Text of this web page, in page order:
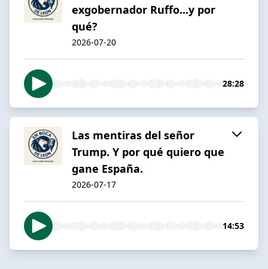
exgobernador Ruffo...y por
qué?
2026-07-20
28:28
Las mentiras del señor
Trump. Y por qué quiero que
gane España.
2026-07-17
14:53